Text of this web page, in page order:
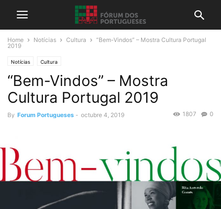
Home Notícias Cultura
“Bem-Vindos” – Mostra Cultura Portugal
2019
Notícias Cultura
“Bem-Vindos” – Mostra
Cultura Portugal 2019
By Forum Portugueses - octubre 4, 2019 0
1807